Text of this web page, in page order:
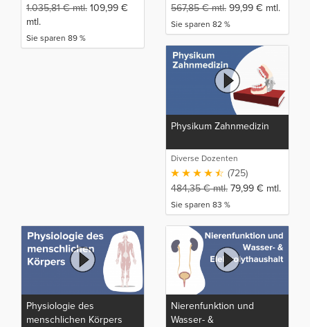
1.035,81€mtl. 109,99 €
mtl.
Sie sparen 89 %
567,85€mtl. 99,99 € mtl.
Sie sparen 82 %
Physikum Zahnmedizin
Diverse Dozenten
(725)
484,35€mtl. 79,99 € mtl.
Sie sparen 83 %
Physiologie des
menschlichen Körpers
Nierenfunktion und
Wasser- &